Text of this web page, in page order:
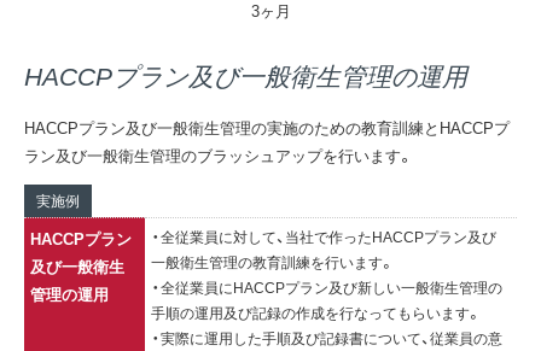
3ヶ月
HACCPプラン及び一般衛生管理の運用
HACCPプラン及び一般衛生管理の実施のための教育訓練とHACCPプ
ラン及び一般衛生管理のブラッシュアップを行います。
実施例
HACCPプラン
及び一般衛生
管理の運用
・全従業員に対して、当社で作ったHACCPプラン及び
一般衛生管理の教育訓練を行います。
・全従業員にHACCPプラン及び新しい一般衛生管理の
手順の運用及び記録の作成を行なってもらいます。
・実際に運用した手順及び記録書について、従業員の意